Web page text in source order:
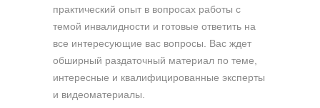
практический опыт в вопросах работы с
темой инвалидности и готовые ответить на
все интересующие вас вопросы. Вас ждет
обширный раздаточный материал по теме,
интересные и квалифицированные эксперты
и видеоматериалы.